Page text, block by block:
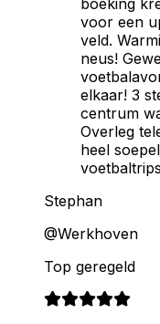
voor een
veld.
neus!
elkaar! 3
centrum
Overleg
heel
Stephan
@Werkhoven
Top geregeld